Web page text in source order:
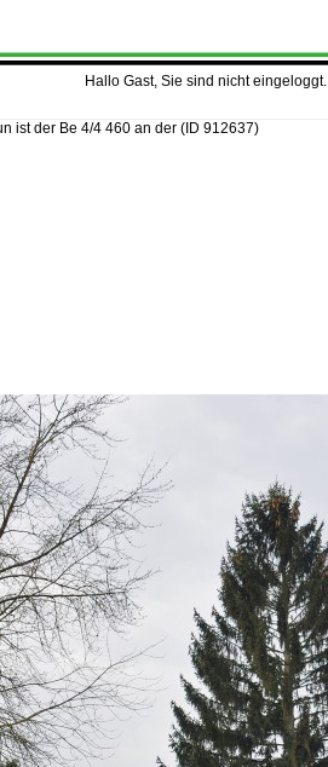
Hallo Gast, Sie sind nicht eingeloggt.
ist der Be 4/4 460 an der (ID 912637)